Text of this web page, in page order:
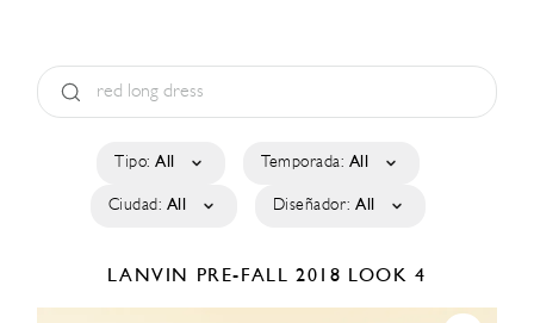
Tipo: All Temporada: All
Ciudad: All Diseñador: All
LANVIN PRE-FALL 2018 LOOK 4